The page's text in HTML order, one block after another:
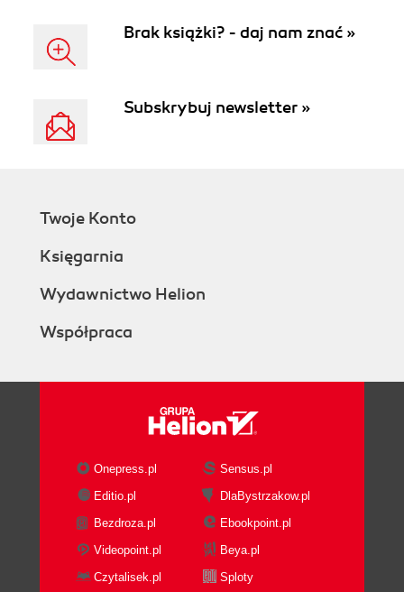
Brak książki? - daj nam znać »
Subskrybuj newsletter »
Twoje Konto
Księgarnia
Wydawnictwo Helion
Współpraca
Onepress.pl
Sensus.pl
Editio.pl
DlaBystrzakow.pl
Bezdroza.pl
Ebookpoint.pl
Videopoint.pl
Beya.pl
Czytalisek.pl
Sploty